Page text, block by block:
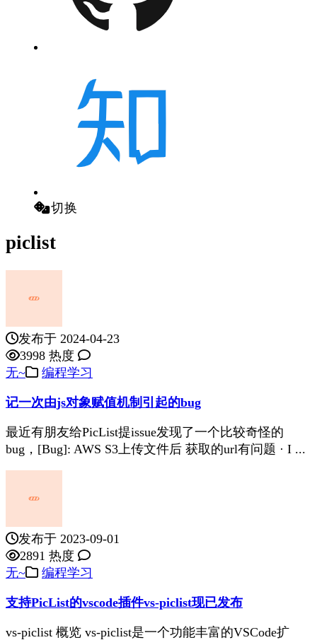
切换
piclist
发布于 2024-04-23
3998 热度
无~
编程学习
记一次由js对象赋值机制引起的bug
最近有朋友给PicList提issue发现了一个比较奇怪的
bug，[Bug]: AWS S3上传文件后 获取的url有问题 · I ...
发布于 2023-09-01
2891 热度
无~
编程学习
支持PicList的vscode插件vs-piclist现已发布
vs-piclist 概览 vs-piclist是一个功能丰富的VSCode扩